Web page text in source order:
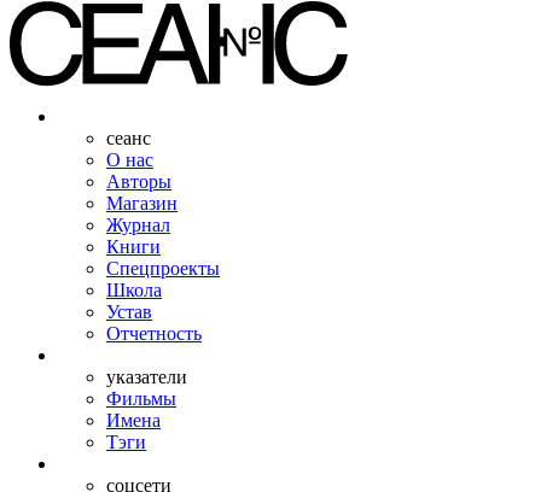
сеанс
О нас
Авторы
Магазин
Журнал
Книги
Спецпроекты
Школа
Устав
Отчетность
указатели
Фильмы
Имена
Тэги
соцсети